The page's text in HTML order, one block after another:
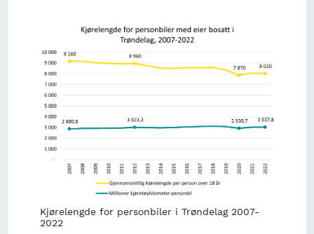
Kjørelengde for personbiler i Trøndelag 2007-
2022